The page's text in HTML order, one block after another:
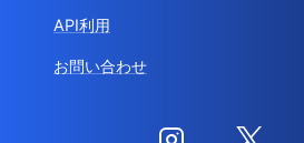
API利用
お問い合わせ